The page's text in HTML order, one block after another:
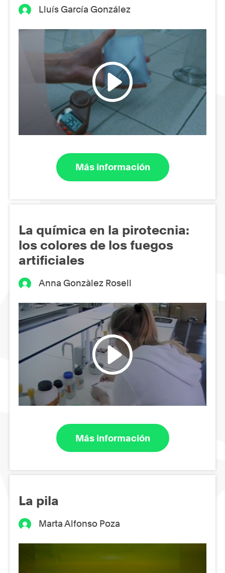
Lluís García González
Más información
La química en la pirotecnia:
los colores de los fuegos
artificiales
Anna Gonzàlez Rosell
Más información
La pila
Marta Alfonso Poza